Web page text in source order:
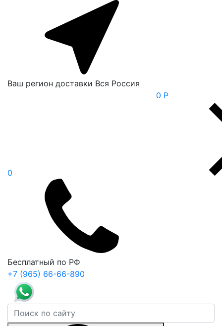
Ваш регион доставки Вся Россия
0
0 Р
Бесплатный по РФ
+7 (965) 66-66-890